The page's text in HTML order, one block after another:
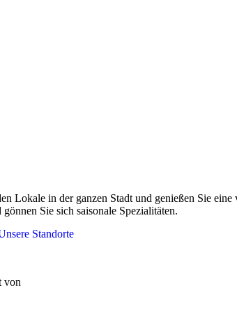
Lokale in der ganzen Stadt und genießen Sie
Sie sich saisonale Spezialitäten.
Standorte
von